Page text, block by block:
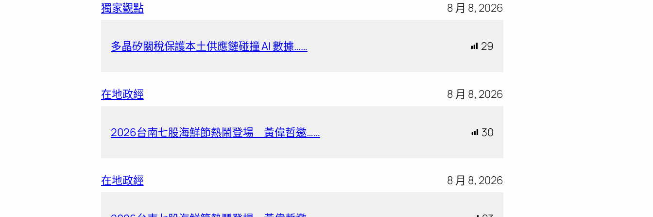
獨家觀點 8 月 8, 2026
多晶矽關稅保護本土供應鏈碰撞 AI 數據…… 29
在地政經 8 月 8, 2026
2026台南七股海鮮節熱鬧登場 黃偉哲邀…… 30
在地政經 8 月 8, 2026